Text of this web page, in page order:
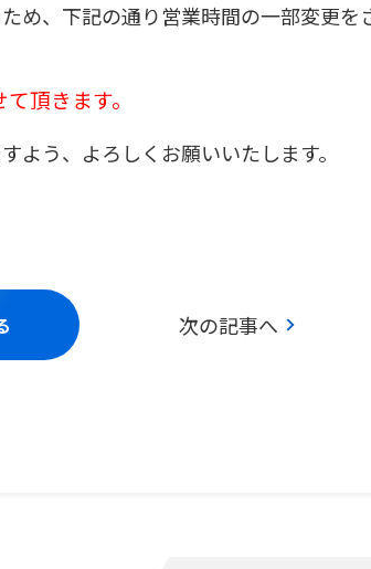
め、下記の通り営業時間の一部変更を
頂きます。
よう、よろしくお願いいたします。
次の記事へ chevron_right